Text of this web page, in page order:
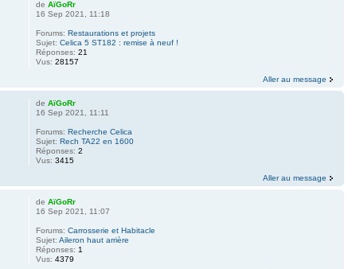
de AïGoRr
16 Sep 2021, 11:18
Forums: Restaurations et projets
Sujet: Celica 5 ST182 : remise à neuf !
Réponses: 21
Vus: 28157
Aller au message
de AïGoRr
16 Sep 2021, 11:11
Forums: Recherche Celica
Sujet: Rech TA22 en 1600
Réponses: 2
Vus: 3415
Aller au message
de AïGoRr
16 Sep 2021, 11:07
Forums: Carrosserie et Habitacle
Sujet: Aileron haut arrière
Réponses: 1
Vus: 4379